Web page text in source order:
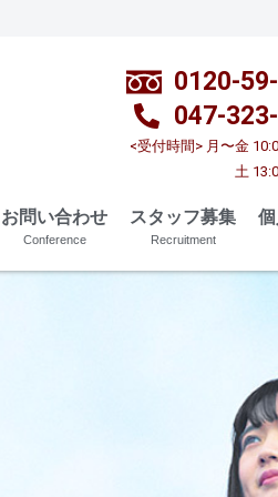
0120-
047-
<受付時間> 月〜金
土
お問い合わせ
Conference
スタッフ募集
Recruitment